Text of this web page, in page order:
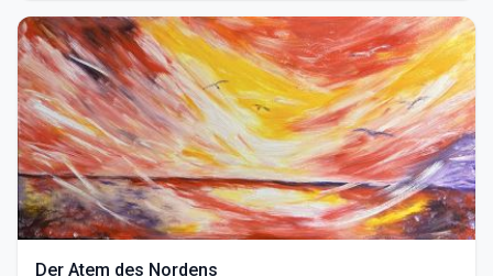
Der Atem des Nordens